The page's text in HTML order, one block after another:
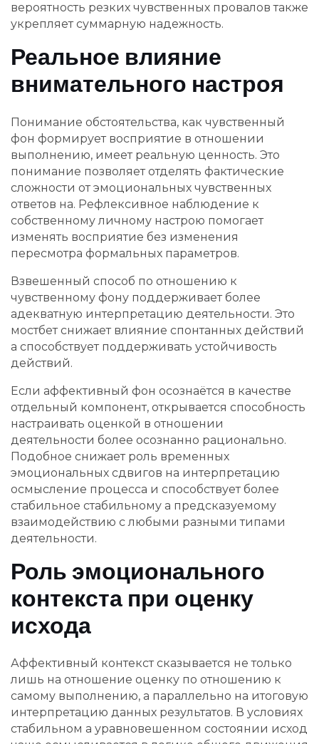
вероятность резких чувственных провалов также
укрепляет суммарную надежность.
Реальное влияние
внимательного настроя
Понимание обстоятельства, как чувственный
фон формирует восприятие в отношении
выполнению, имеет реальную ценность. Это
понимание позволяет отделять фактические
сложности от эмоциональных чувственных
ответов на. Рефлексивное наблюдение к
собственному личному настрою помогает
изменять восприятие без изменения
пересмотра формальных параметров.
Взвешенный способ по отношению к
чувственному фону поддерживает более
адекватную интерпретацию деятельности. Это
мостбет снижает влияние спонтанных действий
а способствует поддерживать устойчивость
действий.
Если аффективный фон осознаётся в качестве
отдельный компонент, открывается способность
настраивать оценкой в отношении
деятельности более осознанно рационально.
Подобное снижает роль временных
эмоциональных сдвигов на интерпретацию
осмысление процесса и способствует более
стабильное стабильному а предсказуемому
взаимодействию с любыми разными типами
деятельности.
Роль эмоционального
контекста при оценку
исхода
Аффективный контекст сказывается не только
лишь на отношение оценку по отношению к
самому выполнению, а параллельно на итоговую
интерпретацию данных результатов. В условиях
стабильном а уравновешенном состоянии исход